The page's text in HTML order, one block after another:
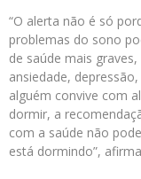
“O alerta não é só
problemas do sono
de saúde mais
ansiedade,
alguém convive com
dormir, a
com a saúde não
está dormindo”,